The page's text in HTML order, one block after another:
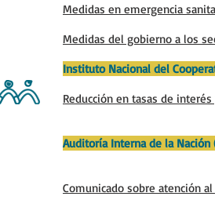
Medidas en emergencia
Medidas del gobierno a los
Instituto Nacional del
Reducción en tasas de
Auditoría Interna de la Nación
Comunicado sobre atención